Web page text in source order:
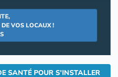
VOS LOCAUX !
SANTÉ POUR S'INSTALLER